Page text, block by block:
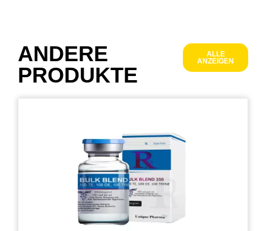
ANDERE
PRODUKTE
ALLE
ANZEIGEN